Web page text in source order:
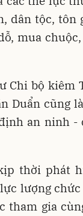
dân tộc, tôn
mua
Chi bộ kiêm
Duẩn cũng
an ninh
thời phát
lượng
tham gia